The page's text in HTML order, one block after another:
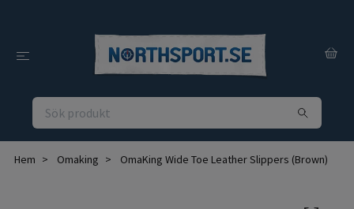
Hem Omaking OmaKing Wide Toe Leather Slippers (Brown)